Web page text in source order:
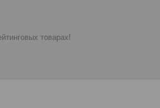
товарах!